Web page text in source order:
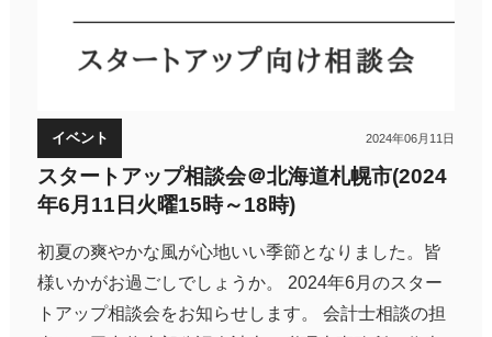
イベント 2024年06月11日
スタートアップ相談会＠北海道札幌市(2024
年6月11日火曜15時～18時)
初夏の爽やかな風が心地いい季節となりました。皆
様いかがお過ごしでしょうか。 2024年6月のスター
トアップ相談会をお知らせします。 会計士相談の担